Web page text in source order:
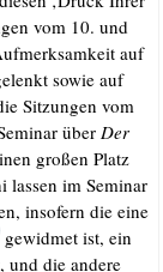
vom 10. und
auf
sowie auf
Sit­zun­gen vom
über Der
gro­ßen Platz
las­sen im Semi­nar
inso­fern die eine
gewid­met ist, ein
und die ande­re